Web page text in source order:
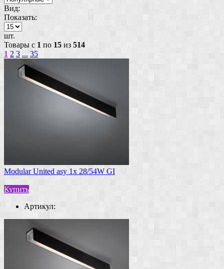
Вид:
Показать:
шт.
Товары с 1 по 15 из 514
1 2 3 ... 35
Modular United asy 1x 28/54W GI
Купить
Артикул: